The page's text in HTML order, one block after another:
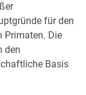
für den
Primaten. Die
den
Basis